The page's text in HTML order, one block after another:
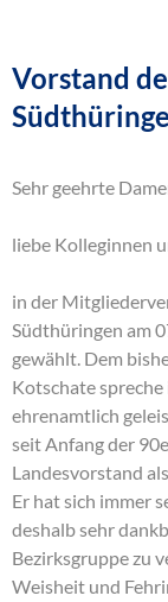
Vorstand
Sehr geehrte
liebe Kolleginnen
in der
Südthüringen am
gewählt. Dem
Kotschate
ehrenamtlich
seit Anfang der
Landesvorstand
Er hat sich immer
deshalb sehr
Bezirksgruppe zu
Weisheit und